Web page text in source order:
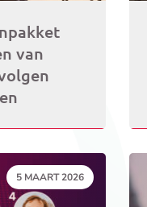
van
DATUM:
5 MAART 2026